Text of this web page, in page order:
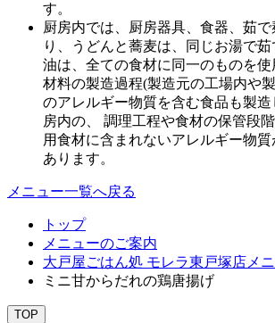
す。
厨房内では、厨房器具、食器、茹
り、うどんと蕎麦は、同じお湯で
油は、全ての食材に同一のものを
材料の製造過程(製造元の工場内や
のアレルギー物質を含む食品も製
房内の、 調理工程や食材の保管段
用食材に含まれないアレルギー物
あります。
メニュー一覧へ戻る
トップ
メニューのご案内
大戸屋ごはん処 モレラ東戸塚店メ
ミニ甘からだれの鶏唐揚げ
TOP